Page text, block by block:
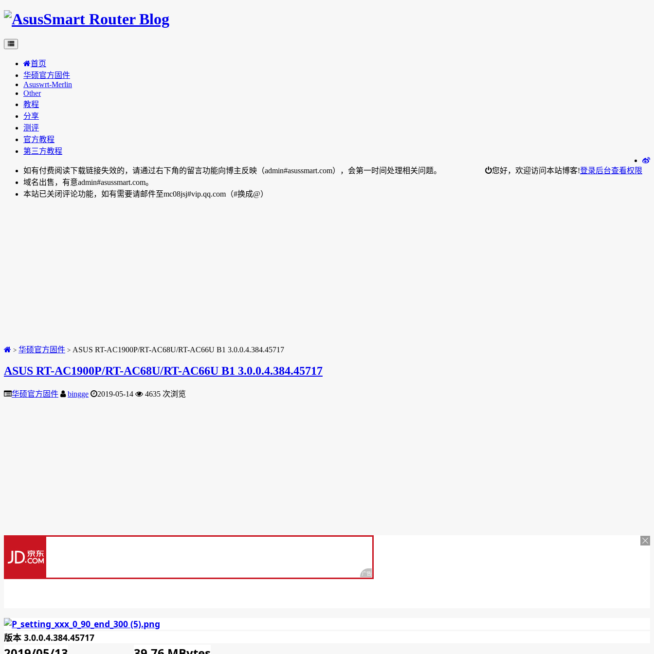
首页
华硕官方固件
Asuswrt-Merlin
Other
教程
分享
测评
官方教程
第三方教程
您好，欢迎访问本站博客!登录后台查看权限
如有付费阅读下载链接失效的，请通过右下角的留言功能向博主反映（admin#asussmart.com），会第一时间处理相关问题。
域名出售，有意admin#asussmart.com。
本站已关闭评论功能，如有需要请邮件至mc08jsj#vip.qq.com（#换成@）
> 华硕官方固件 > ASUS RT-AC1900P/RT-AC68U/RT-AC66U B1 3.0.0.4.384.45717
ASUS RT-AC1900P/RT-AC68U/RT-AC66U B1 3.0.0.4.384.45717
华硕官方固件 bingge 2019-05-14 4635 次浏览
版本 3.0.0.4.384.45717